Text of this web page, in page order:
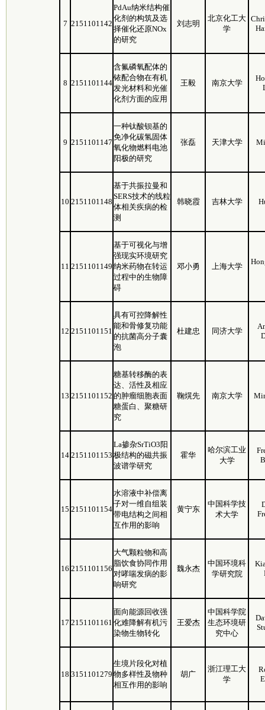
7 2151101142
PdAu纳米结构催
化剂的构筑及选
择催化还原NOx
的研究
刘志明
北京化工大
学
8 2151101144
含氟磷氧配体的
铱配合物在有机
发光材料和光催
化剂方面的应用
王毅 南京大学
9 2151101147
一种钛酸钡基的
免净化碳氢固体
氧化物燃料电池
阳极的研究
张磊 天津大学
10 2151101148
基于共振拉曼和
SERS技术的线粒
体相关疾病的检
测
韩晓霞 吉林大学
11 2151101149
基于可视化与增
强现实环境研究
纳米药物在转运
过程中的生物障
碍
邓小勇 上海大学
12 2151101151
具有可控降解性
能和骨修复功能
的抗菌高分子囊
泡
杜建忠 同济大学
13 2151101152
糖基转移酶的表
达、活性及相应
的肿瘤细胞表面
糖蛋白、聚糖研
究
鞠熀先 南京大学
14 2151101153
La掺杂SrTiO3阳
极结构的磁共振
波谱学研究
霍华
哈尔滨工业
大学
15 2151101154
水溶液中补偿离
子对一维自组装
带电结构之间相
互作用的影响
黄宁东
中国科学技
术大学
16 2151101156
大气颗粒物和高
脂饮食协同作用
对哮喘发病的影
响研究
魏永杰
中国环境科
学研究院
17 2151101161
面向能源回收强
化难降解有机污
染物生物转化
王爱杰
中国科学院
生态环境研
究中心
18 3151101279
生境片段化对植
物多样性及物种
相互作用的影响
胡广
浙江理工大
学